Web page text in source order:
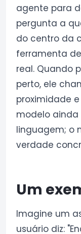
agente para
pergunta a
do centro da
ferramenta
real. Quando
perto, ele
proximidade
modelo
linguagem; o
verdade
Um
Imagine um
usuário diz: